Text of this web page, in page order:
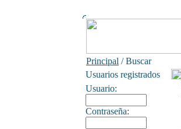
Principal / Buscar
Usuarios registrados
Usuario:
Contraseña: